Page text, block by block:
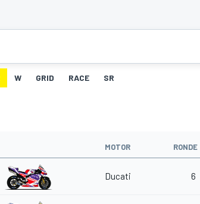
W GRID RACE SR
MOTOR RONDE
Ducati 6